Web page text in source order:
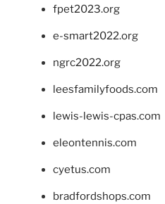
fpet2023.org
e-smart2022.org
ngrc2022.org
leesfamilyfoods.com
lewis-lewis-cpas.com
eleontennis.com
cyetus.com
bradfordshops.com